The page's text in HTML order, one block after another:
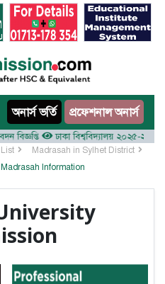
অনার্স ভর্তি প্রফেশনাল অনার্স
বিজ্ঞপ্তি ঢাকা বিশ্ববিদ্যালয় ২০২৫-২৬
Madrasah in Sylhet District
Madrasah Information